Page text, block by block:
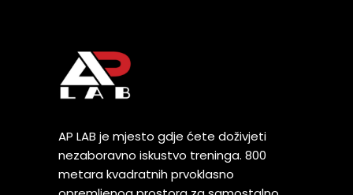
AP LAB je mjesto gdje ćete doživjeti
nezaboravno iskustvo treninga. 800
metara kvadratnih prvoklasno